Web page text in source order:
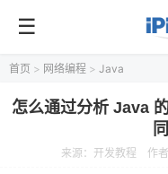
首页 > 网络编程 > Java
怎么通过分析 Java
来源： 开发教程 作